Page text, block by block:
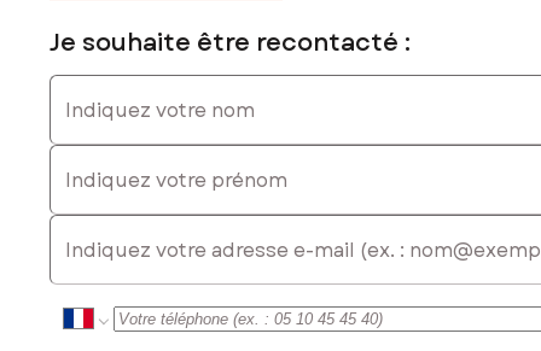
Je souhaite être recontacté :
Indiquez votre nom
Indiquez votre prénom
E-mail